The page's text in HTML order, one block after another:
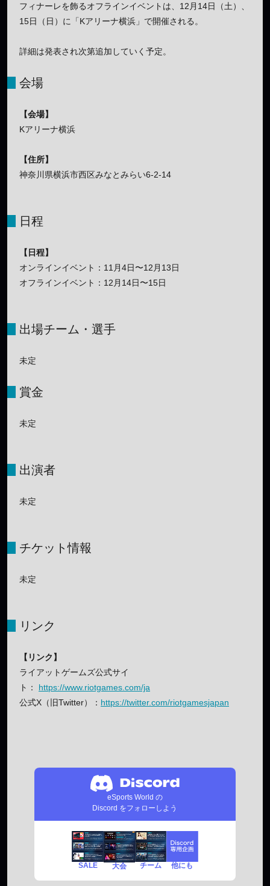
フィナーレを飾るオフラインイベントは、12月14日（土）、
15日（日）に「Kアリーナ横浜」で開催される。
詳細は発表され次第追加していく予定。
会場
【会場】
Kアリーナ横浜
【住所】
神奈川県横浜市西区みなとみらい6-2-14
日程
【日程】
オンラインイベント：11月4日〜12月13日
オフラインイベント：12月14日〜15日
出場チーム・選手
未定
賞金
未定
出演者
未定
チケット情報
未定
リンク
【リンク】
ライアットゲームズ公式サイ
ト： https://www.riotgames.com/ja
公式X（旧Twitter）： https://twitter.com/riotgamesjapan
eSports World の
Discord をフォローしよう
SALE 大会 チーム 他にも